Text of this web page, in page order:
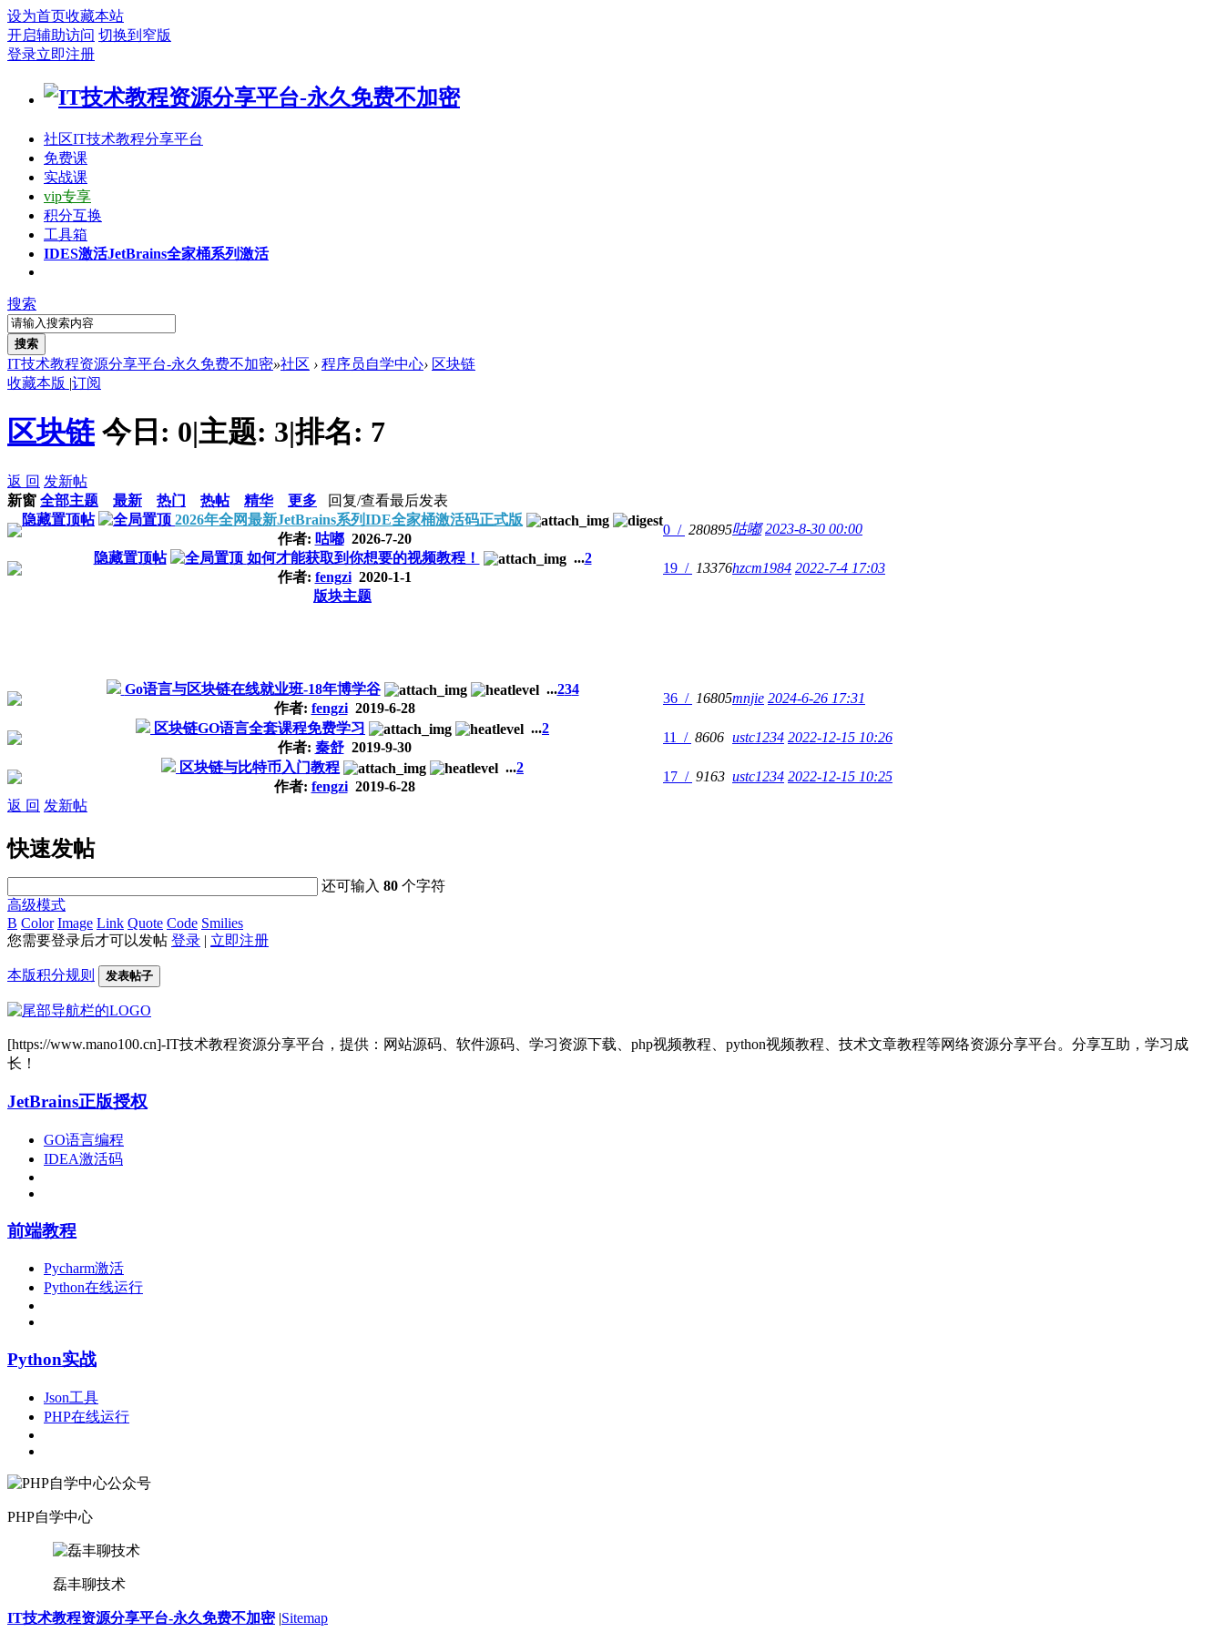
设为首页收藏本站
开启辅助访问 切换到窄版
登录立即注册
社区IT技术教程分享平台
免费课
实战课
vip专享
积分互换
工具箱
IDES激活JetBrains全家桶系列激活
搜索
搜索
IT技术教程资源分享平台-永久免费不加密»社区 › 程序员自学中心› 区块链
收藏本版 |订阅
区块链 今日: 0|主题: 3|排名: 7
返 回 发新帖
新窗 全部主题 最新 热门 热帖 精华 更多 回复/查看最后发表
隐藏置顶帖
2026年全网最新JetBrains系列IDE全家桶激活码正式版
作者: 咕嘟2026-7-20
0 / 280895咕嘟 2023-8-30 00:00
隐藏置顶帖
如何才能获取到你想要的视频教程！ ...2
作者: fengzi2020-1-1
19 / 13376hzcm1984 2022-7-4 17:03
版块主题
Go语言与区块链在线就业班-18年博学谷 ...234
作者: fengzi2019-6-28
36 / 16805mnjie 2024-6-26 17:31
区块链GO语言全套课程免费学习
...2
作者: 秦舒2019-9-30
11 / 8606 ustc1234 2022-12-15 10:26
区块链与比特币入门教程
...2
作者: fengzi2019-6-28
17 / 9163 ustc1234 2022-12-15 10:25
返 回 发新帖
快速发帖
还可输入80 个字符
高级模式
B Color Image Link Quote Code Smilies
您需要登录后才可以发帖 登录 | 立即注册
本版积分规则 发表帖子
[https://www.mano100.cn]-IT技术教程资源分享平台，提供：网站源码、软件源码、学习资源下载、php视频教程、python视频教程、技术文章教程等网络资源分享平台。分享互助，学习成
长！
JetBrains正版授权
GO语言编程
IDEA激活码
前端教程
Pycharm激活
Python在线运行
Python实战
Json工具
PHP在线运行
PHP自学中心
磊丰聊技术
IT技术教程资源分享平台-永久免费不加密 |Sitemap